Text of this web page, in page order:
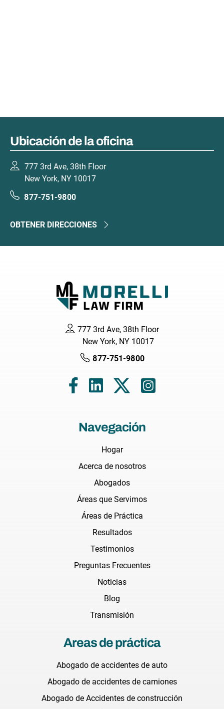
Ubicación de la oficina
777 3rd Ave, 38th Floor
New York, NY 10017
877-751-9800
OBTENER DIRECCIONES
777 3rd Ave, 38th Floor
New York, NY 10017
877-751-9800
Navegación
Hogar
Acerca de nosotros
Abogados
Áreas que Servimos
Áreas de Práctica
Resultados
Testimonios
Preguntas Frecuentes
Noticias
Blog
Transmisión
Areas de práctica
Abogado de accidentes de auto
Abogado de accidentes de camiones
Abogado de Accidentes de construcción